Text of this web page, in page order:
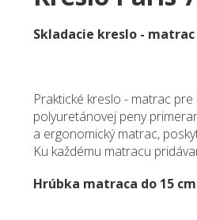
Skladacie kreslo -
Praktické kreslo - matrac
polyuretánovej peny
a ergonomický matrac,
Ku každému matracu
Hrúbka matraca do 15 cm